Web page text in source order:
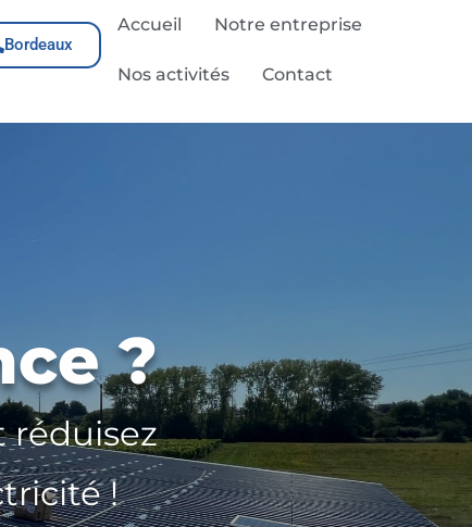
Bordeaux
Accueil Notre entreprise
Nos activités Contact
?
réduisez
!